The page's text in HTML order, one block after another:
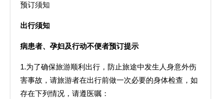
预订须知
出行须知
病患者、孕妇及行动不便者预订提示
1.为了确保旅游顺利出行，防止旅途中发生人身意外伤
害事故，请旅游者在出行前做一次必要的身体检查，如
存在下列情况，请遵医嘱：